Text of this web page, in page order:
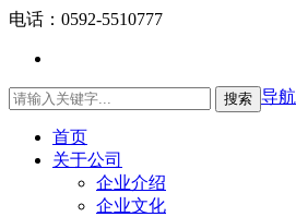
电话：0592-5510777
搜索 导航
首页
关于公司
企业介绍
企业文化